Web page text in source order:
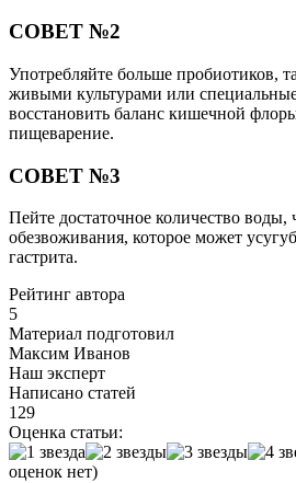
СОВЕТ №2
Употребляйте больше пробиотиков,
живыми культурами или
восстановить баланс кишечной
пищеварение.
СОВЕТ №3
Пейте достаточное количество воды,
обезвоживания, которое может
гастрита.
Рейтинг автора
5
Материал подготовил
Максим Иванов
Наш эксперт
Написано статей
129
Оценка статьи:
оценок нет)